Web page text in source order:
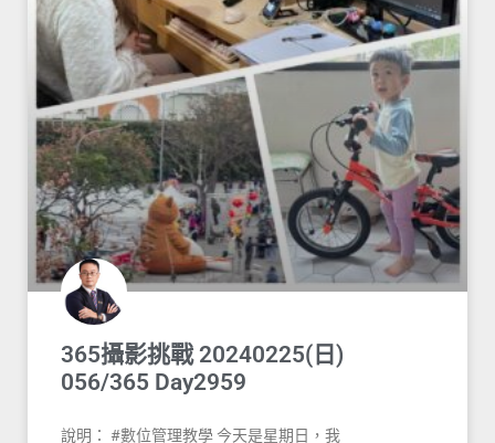
365攝影挑戰 20240225(日)
056/365 Day2959
說明： #數位管理教學 今天是星期日，我